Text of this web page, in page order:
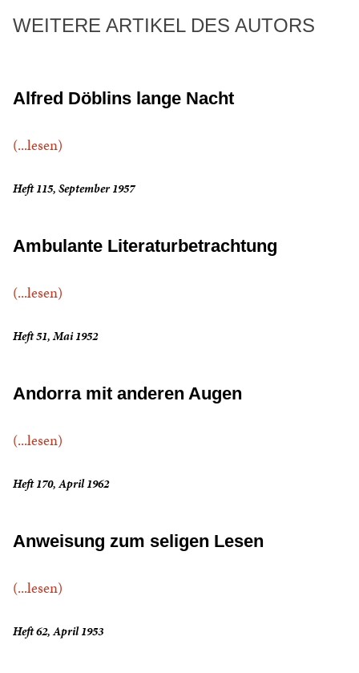
WEITERE ARTIKEL DES AUTORS
Alfred Döblins lange Nacht
(...lesen)
Heft 115, September 1957
Ambulante Literaturbetrachtung
(...lesen)
Heft 51, Mai 1952
Andorra mit anderen Augen
(...lesen)
Heft 170, April 1962
Anweisung zum seligen Lesen
(...lesen)
Heft 62, April 1953